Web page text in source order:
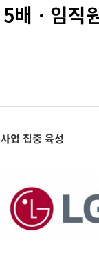
배ㆍ임직
업 집중 육성